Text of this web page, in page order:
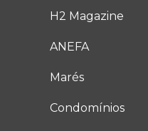
H2 Magazine
ANEFA
Marés
Condomínios